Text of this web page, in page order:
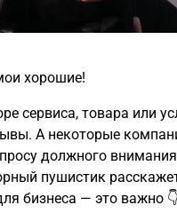
хорошие!
сервиса, товара или
А некоторые
должного
пушистик
бизнеса — это важно 👇